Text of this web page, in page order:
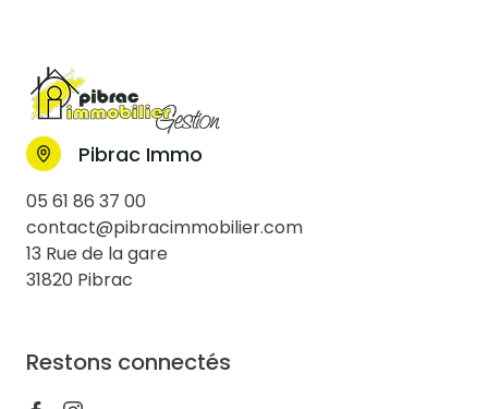
Pibrac Immo
05 61 86 37 00
contact@pibracimmobilier.com
13 Rue de la gare
31820 Pibrac
Restons connectés